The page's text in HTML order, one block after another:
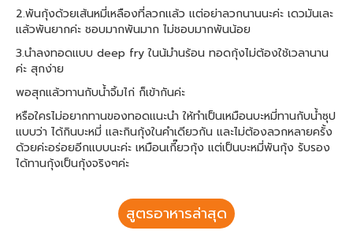
2.พันกุ้งด้วยเส้นหมี่เหลืองที่ลวกเเล้ว เเต่อย่าลวกนานนะค่ะ เดวมันเละ
เเล้วพันยากค่ะ ชอบมากพันมาก ไม่ชอบมากพันน้อย
3.นำลงทอดเเบบ deep fry ในน้มำนร้อน ทอดกุ้งไม่ต้องใช้เวลานาน
ค่ะ สุกง่าย
พอสุกแล้วทานกับน้ำจิ้มไก่ ก็เข้ากันค่ะ
หรือใครไม่อยากทานของทอดเเนะนำ ให้ทำเป็นเหมือนบะหมี่ทานกับน้ำซุป
แบบว่า ได้กินบะหมี่ เเละกินกุ้งในคำเดียวกัน และไม่ต้องลวกหลายครั้ง
ด้วยค่ะอร่อยอีกเเบบนะค่ะ เหมือนเกี๊ยวกุ้ง เเต่เป็นบะหมี่พันกุ้ง รับรอง
ได้ทานกุ้งเป็นกุ้งจริงๆค่ะ
สูตรอาหารล่าสุด